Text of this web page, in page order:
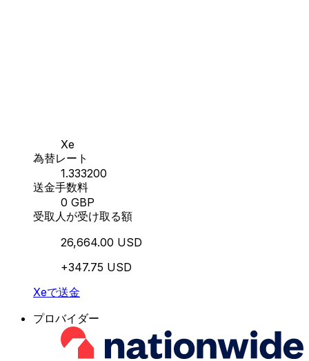
Xe
為替レート
1.333200
送金手数料
0 GBP
受取人が受け取る額
26,664.00 USD
+347.75 USD
Xeで送金
プロバイダー